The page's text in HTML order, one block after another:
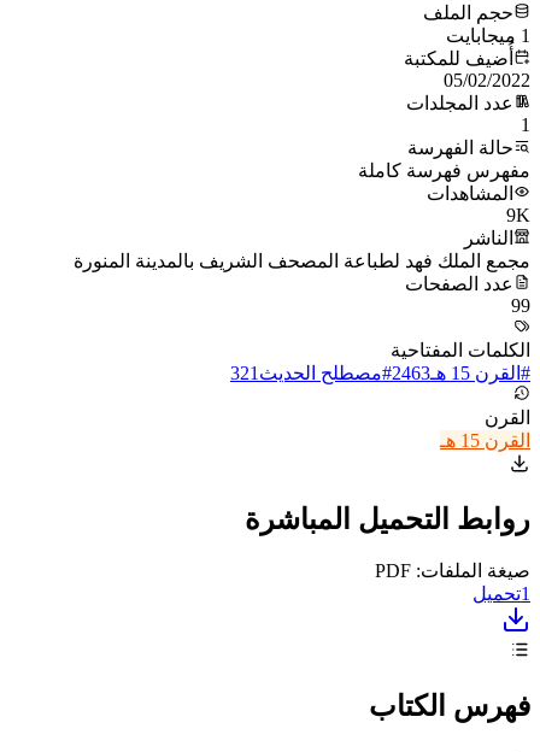
حجم الملف
1 ميجابايت
أُضيف للمكتبة
05/02/2022
عدد المجلدات
1
حالة الفهرسة
مفهرس فهرسة كاملة
المشاهدات
9K
الناشر
مجمع الملك فهد لطباعة المصحف الشريف بالمدينة المنورة
عدد الصفحات
99
الكلمات المفتاحية
# القرن 15 هـ 2463
#مصطلح الحديث 321
القرن
القرن 15 هـ
روابط التحميل المباشرة
صيغة الملفات: PDF
1تحميل
فهرس الكتاب